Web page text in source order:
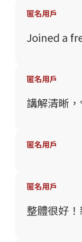
匿名用戶
Joined a
匿名用戶
講解清晰
匿名用戶
匿名用戶
整體很好！